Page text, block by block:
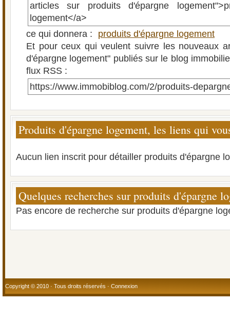
articles sur produits d'épargne
logement</a>
ce qui donnera :
produits d'épargne logement
Et pour ceux qui veulent suivre les nouveaux
d'épargne logement" publiés sur le blog
flux RSS :
https://www.immobiblog.com/2/produits-
Produits d'épargne logement, les liens qui
Aucun lien inscrit pour détailler produits d'épargne
Quelques recherches sur produits d'épargne
Pas encore de recherche sur produits d'épargne
Copyright © 2010 · Tous droits réservés · Connexion